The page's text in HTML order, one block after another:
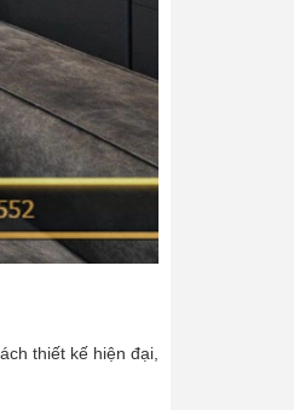
thiết kế hiện đại,